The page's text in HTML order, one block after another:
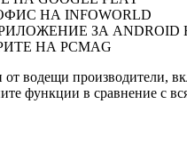
НА INFOWORLD
ЗА ANDROID
НА PCMAG
водещи производители,
функции в сравнение с